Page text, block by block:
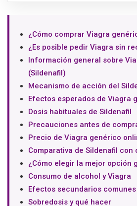
¿Cómo comprar Viagra
¿Es posible pedir Viagra sin
Información general sobre
(Sildenafil)
Mecanismo de acción del
Efectos esperados de Viagra
Dosis habituales de Sildenafil
Precauciones antes de
Precio de Viagra genérico
Comparativa de Sildenafil
¿Cómo elegir la mejor opción
Consumo de alcohol y Viagra
Efectos secundarios comunes
Sobredosis y qué hacer